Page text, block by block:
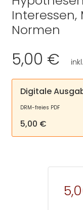
Normen
5,00 €
Digitale
DRM-freies PDF
5,00 €